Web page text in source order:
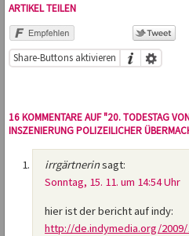
ARTIKEL TEILEN
Share-Buttons aktivieren
16 KOMMENTARE AUF "20. TODESTAG
INSZENIERUNG POLIZEILICHER
irrgärtnerinsagt:
Sonntag, 15. 11. um 14:54 Uhr
hier ist der bericht auf indy:
http://de.indymedia.org/2009/